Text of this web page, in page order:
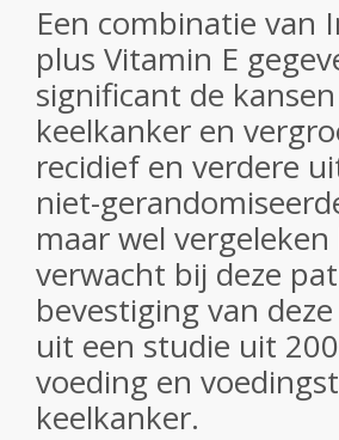
Een combinatie van
plus Vitamin E
significant de
keelkanker en
recidief en verdere
niet-
maar wel
verwacht bij deze
bevestiging van
uit een studie uit
voeding en
keelkanker.